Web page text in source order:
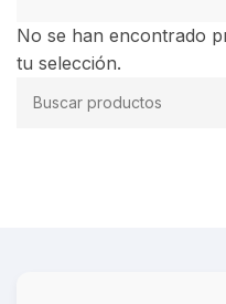
No se han encontrado
tu selección.